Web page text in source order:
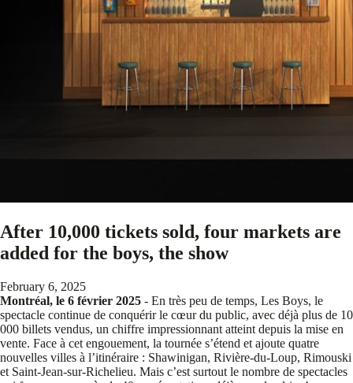
After 10,000 tickets sold, four markets are
added for the boys, the show
February 6, 2025
Montréal, le 6 février 2025 - En très peu de temps, Les Boys, le
spectacle continue de conquérir le cœur du public, avec déjà plus de 10
000 billets vendus, un chiffre impressionnant atteint depuis la mise en
vente. Face à cet engouement, la tournée s’étend et ajoute quatre
nouvelles villes à l’itinéraire : Shawinigan, Rivière-du-Loup, Rimouski
et Saint-Jean-sur-Richelieu. Mais c’est surtout le nombre de spectacles